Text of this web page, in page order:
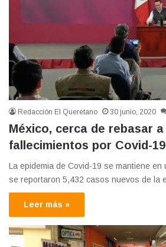
Redacción El Queretano 30 junio, 2020
México, cerca de rebasar
fallecimientos por Covid-19
La epidemia de Covid-19 se mantiene en
se reportaron 5,432 casos nuevos de la
Leer más »